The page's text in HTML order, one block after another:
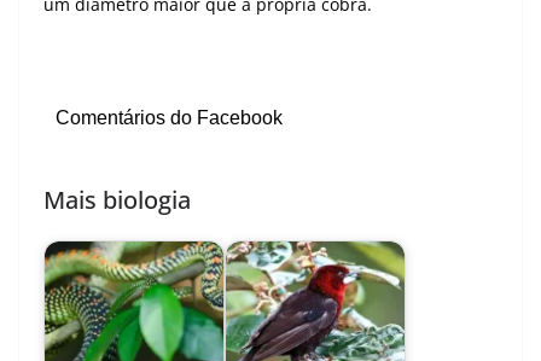
Comentários do Facebook
Mais biologia